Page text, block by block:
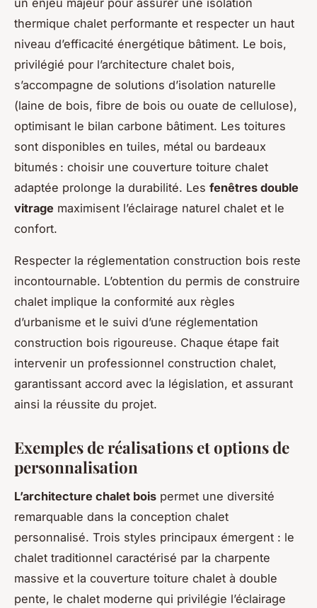
un enjeu majeur pour assurer une isolation
thermique chalet performante et respecter un haut
niveau d’efficacité énergétique bâtiment. Le bois,
privilégié pour l’architecture chalet bois,
s’accompagne de solutions d’isolation naturelle
(laine de bois, fibre de bois ou ouate de cellulose),
optimisant le bilan carbone bâtiment. Les toitures
sont disponibles en tuiles, métal ou bardeaux
bitumés : choisir une couverture toiture chalet
adaptée prolonge la durabilité. Les fenêtres double
vitrage maximisent l’éclairage naturel chalet et le
confort.
Respecter la réglementation construction bois reste
incontournable. L’obtention du permis de construire
chalet implique la conformité aux règles
d’urbanisme et le suivi d’une réglementation
construction bois rigoureuse. Chaque étape fait
intervenir un professionnel construction chalet,
garantissant accord avec la législation, et assurant
ainsi la réussite du projet.
Exemples de réalisations et options de
personnalisation
L’architecture chalet bois permet une diversité
remarquable dans la conception chalet
personnalisé. Trois styles principaux émergent : le
chalet traditionnel caractérisé par la charpente
massive et la couverture toiture chalet à double
pente, le chalet moderne qui privilégie l’éclairage